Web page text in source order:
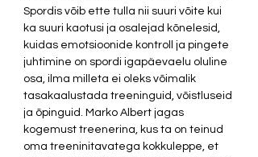
Spordis võib ette tulla nii suuri võite kui
ka suuri kaotusi ja osalejad kõnelesid,
kuidas emotsioonide kontroll ja pingete
juhtimine on spordi igapäevaelu oluline
osa, ilma milleta ei oleks võimalik
tasakaalustada treeninguid, võistluseid
ja õpinguid. Marko Albert jagas
kogemust treenerina, kus ta on teinud
oma treeninitavatega kokkuleppe, et